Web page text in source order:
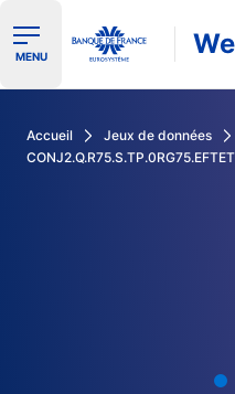
Ouvrir le menu de
MENU
Accueil Jeux de données